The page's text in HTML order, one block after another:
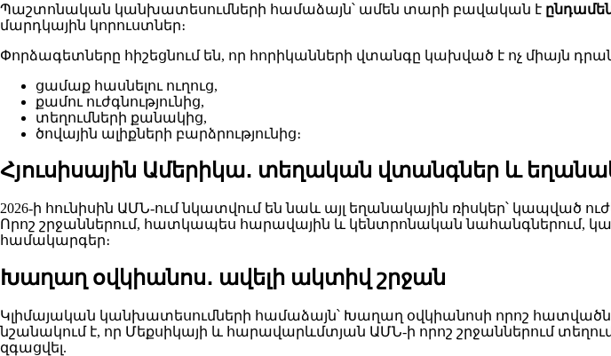
Պաշտոնական կանխատեսումների համաձայն՝ ամեն տարի բավական է
մարդկային կորուստներ։
Փորձագետները հիշեցնում են, որ հորիկանների վտանգը կախված է ոչ միայն
ցամաք հասնելու ուղուց,
քամու ուժգնությունից,
տեղումների քանակից,
ծովային ալիքների բարձրությունից։
Հյուսիսային Ամերիկա․ տեղական վտանգներ և
2026-ի հունիսին ԱՄՆ-ում նկատվում են նաև այլ եղանակային ռիսկեր՝
Որոշ շրջաններում, հատկապես հարավային և կենտրոնական նահանգներում,
համակարգեր։
Խաղաղ օվկիանոս․ ավելի ակտիվ շրջան
Կլիմայական կանխատեսումների համաձայն՝ Խաղաղ օվկիանոսի որոշ
նշանակում է, որ Մեքսիկայի և հարավարևմտյան ԱՄՆ-ի որոշ շրջաններում
զգացվել.